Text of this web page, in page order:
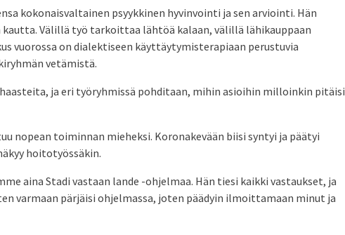
kokonaisvaltainen psyykkinen hyvinvointi ja sen arviointi. Hän
Välillä työ tarkoittaa lähtöä kalaan, välillä lähikauppaan
vuorossa on dialektiseen käyttäytymisterapiaan perustuvia
vetämistä.
ja eri työryhmissä pohditaan, mihin asioihin milloinkin pitäisi
nopean toiminnan mieheksi. Koronakevään biisi syntyi ja päätyi
hoitotyössäkin.
aina Stadi vastaan lande -ohjelmaa. Hän tiesi kaikki vastaukset, ja
varmaan pärjäisi ohjelmassa, joten päädyin ilmoittamaan minut ja